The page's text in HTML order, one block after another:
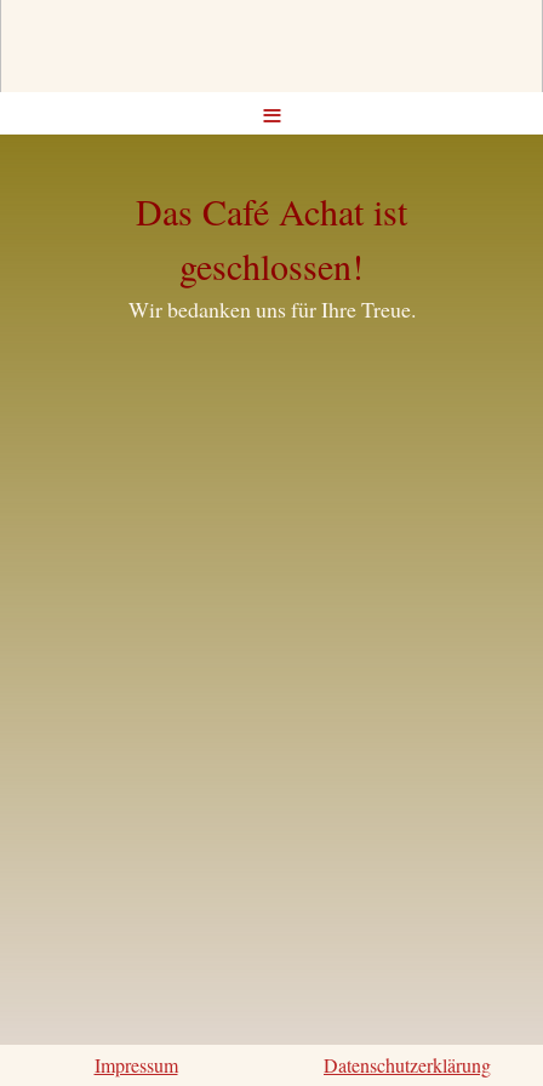
≡
Das Café Achat ist
geschlossen!
Wir bedanken uns für Ihre Treue.
Impressum Datenschutzerklärung